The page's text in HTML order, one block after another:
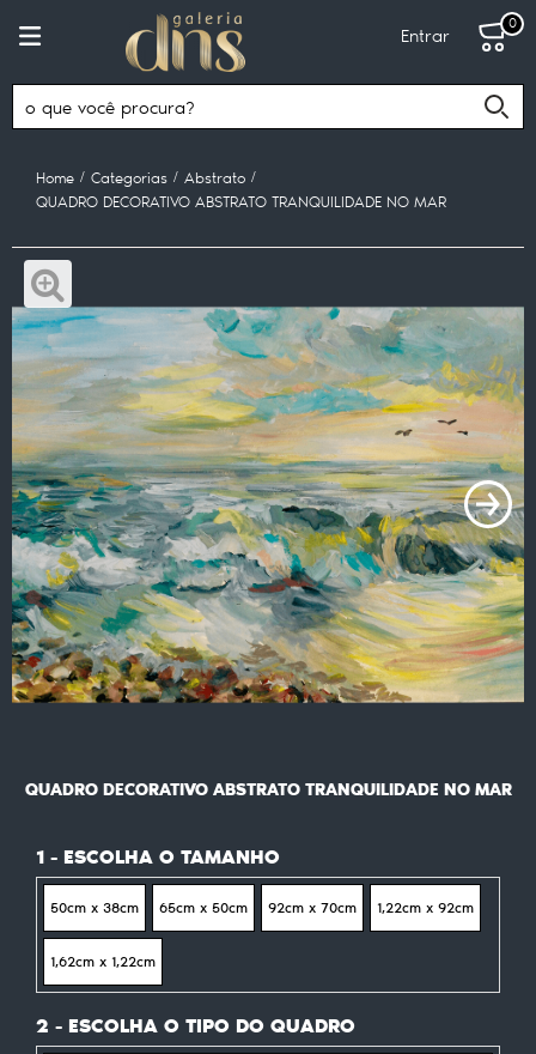
Entrar
0
Home Categorias
Abstrato
QUADRO DECORATIVO ABSTRATO TRANQUILIDADE NO MAR
QUADRO DECORATIVO ABSTRATO TRANQUILIDADE NO MAR
1 - ESCOLHA O TAMANHO
50cm x 38cm 65cm x 50cm 92cm x 70cm 1,22cm x 92cm
1,62cm x 1,22cm
2 - ESCOLHA O TIPO DO QUADRO